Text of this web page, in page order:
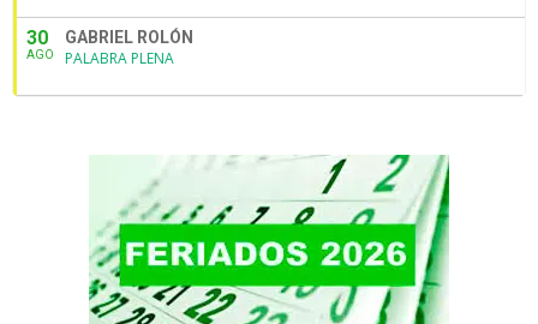
30
AGO
GABRIEL ROLÓN
PALABRA PLENA